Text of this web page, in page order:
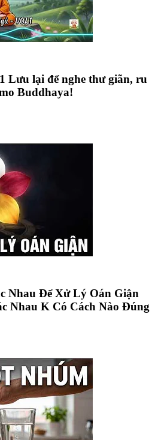
Lưu lại để nghe thư giãn, ru
Buddhaya!
Nhau Để Xử Lý Oán Giận
Nhau K Có Cách Nào Đúng